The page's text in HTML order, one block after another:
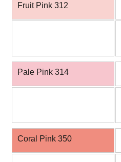
Fruit Pink 312
Pale Pink 314
Coral Pink 350